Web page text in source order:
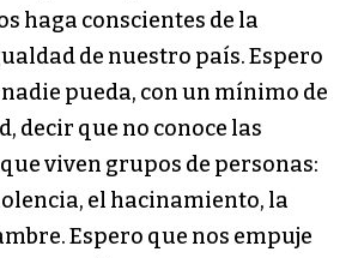
haga conscientes de la
de nuestro país. Espero
pueda, con un mínimo de
decir que no conoce las
viven grupos de personas:
el hacinamiento, la
Espero que nos empuje